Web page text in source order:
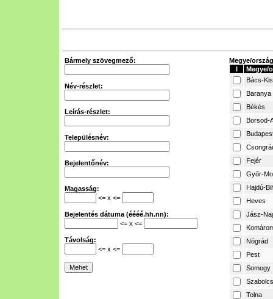
Bármely szövegmező:
Név-részlet:
Leírás-részlet:
Településnév:
Bejelentőnév:
Magasság:
<= x <=
Bejelentés dátuma (éééé.hh.nn):
<= x <=
Távolság:
<= x <=
Megye/
I
Megye/
Bács-
Baranya
Békés
Borsod-
Fejér
Győr-
Hajdú-
Heves
Jász-
Nógrád
Pest
Somogy
Tolna